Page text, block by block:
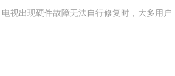
电视出现硬件故障无法自行修复时，大多用户